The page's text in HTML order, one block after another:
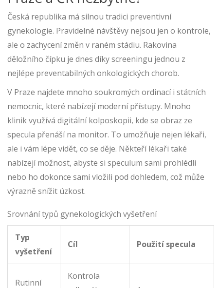
Česká republika má silnou tradici preventivní
gynekologie. Pravidelné návštěvy nejsou jen o kontrole,
ale o zachycení změn v raném stádiu. Rakovina
děložního čípku je dnes díky screeningu jednou z
nejlépe preventabilných onkologických chorob.
V Praze najdete mnoho soukromých ordinací i státních
nemocnic, které nabízejí moderní přístupy. Mnoho
klinik využívá digitální kolposkopii, kde se obraz ze
specula přenáší na monitor. To umožňuje nejen lékaři,
ale i vám lépe vidět, co se děje. Někteří lékaři také
nabízejí možnost, abyste si speculum sami prohlédli
nebo ho dokonce sami vložili pod dohledem, což může
výrazně snížit úzkost.
Srovnání typů gynekologických vyšetření
Typ
vyšetření
Cíl Použití specula
Rutinní
Kontrola